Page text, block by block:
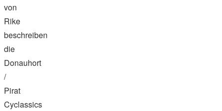
von
Rike
beschreiben
die
Donauhort
/
Pirat
Cyclassics